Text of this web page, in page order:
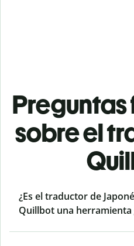
sobre el
¿Es el traductor de
Quillbot una herramienta